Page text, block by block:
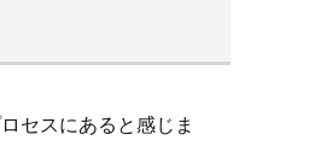
セスにあると感じま